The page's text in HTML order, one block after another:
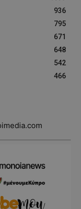
936
795
671
648
542
466